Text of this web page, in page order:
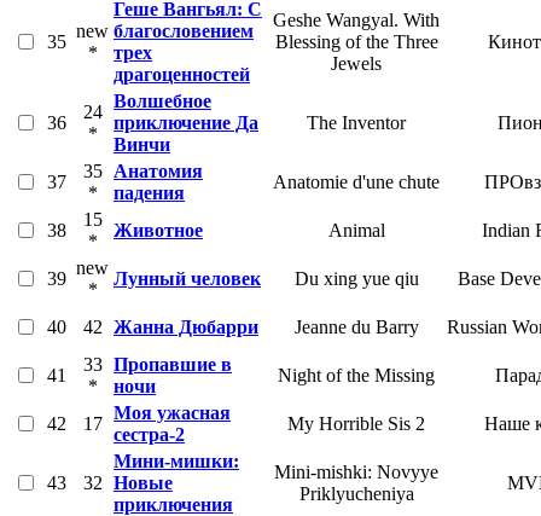
35
new
*
Геше Вангьял: С
благословением
трех
драгоценностей
Geshe Wangyal. With
Blessing of the Three
Jewels
36
24
*
Волшебное
приключение Да
Винчи
The Inventor
37
35
*
Анатомия
падения
Anatomie d'une chute
38
15
*
Животное Animal Indian
39
new
*
Лунный человек Du xing yue qiu Base
40 42 Жанна Дюбарри Jeanne du Barry Russian
41
33
*
Пропавшие в
ночи
Night of the Missing
42 17
Моя ужасная
сестра-2
My Horrible Sis 2 Наше
43 32
Мини-мишки:
Новые
приключения
Mini-mishki: Novyye
Priklyucheniya